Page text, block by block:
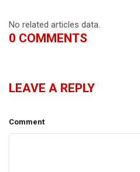
No related articles data.
0 COMMENTS
LEAVE A REPLY
Comment